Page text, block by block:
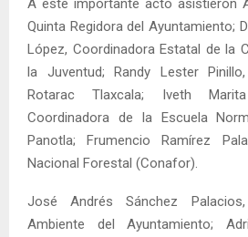
Quinta Regidora del Ayuntamiento;
López, Coordinadora Estatal de la
la Juventud; Randy Lester
Rotarac Tlaxcala; Iveth
Coordinadora de la Escuela
Panotla; Frumencio Ramírez
Nacional Forestal (Conafor).
José Andrés Sánchez
Ambiente del Ayuntamiento;